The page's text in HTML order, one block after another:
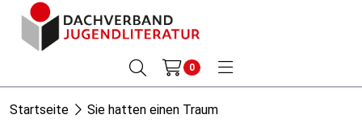
0
Startseite Sie hatten einen Traum